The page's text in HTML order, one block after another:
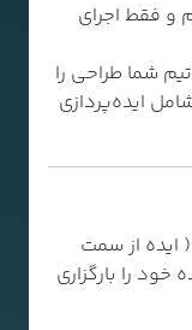
و فقط اجرای
شما طراحی را
ایده‌پردازی
ایده از سمت
خود را بارگزاری